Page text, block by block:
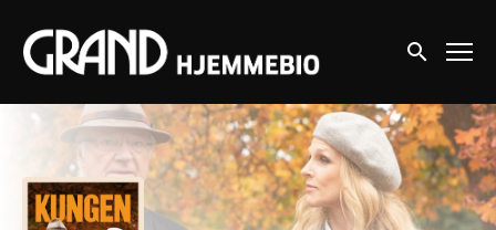
Accessibility Links
Søg nu